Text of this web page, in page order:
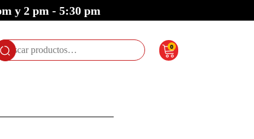
y 2 pm - 5:30 pm
0